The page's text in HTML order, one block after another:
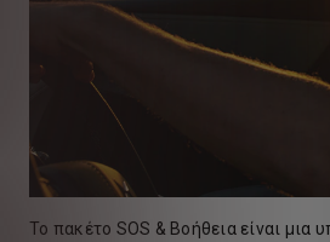
Το πακέτο SOS & Βοήθεια είναι μια